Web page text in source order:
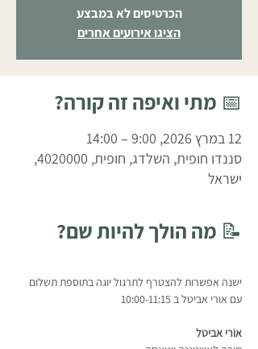
הכרטיסים לא במבצע
הציגו אירועים אחרים
📅 מתי ואיפה זה קורה?
12 במרץ 2026, 9:00 – 14:00
סננדו חופית, השלדג, חופית, 4020000,
ישראל
📝 מה הולך להיות שם?
ישנה אפשרות להצטרף לתרגול יוגה בתוספת תשלום
עם אורי אביטל ב 10:00-11:15
אוֹרי אביטל